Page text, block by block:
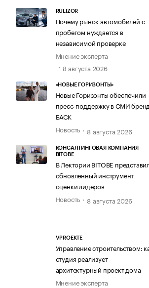
RULIZOR
Почему рынок автомобилей с
пробегом нуждается в
независимой проверке
Мнение эксперта
8 августа 2026
«НОВЫЕ ГОРИЗОНТЫ»
Новые Горизонты обеспечили
пресс-поддержку в СМИ
БАСК
Новость
8 августа 2026
КОНСАЛТИНГОВАЯ КОМПАНИЯ
BITOBE
В Лектории BITOBE
обновленный инструмент
оценки лидеров
Новость
8 августа 2026
VPROEKTE
Управление строительством:
студия реализует
архитектурный проект дома
Мнение эксперта